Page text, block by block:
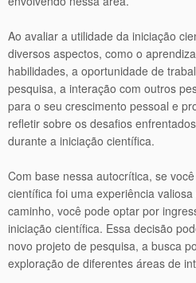
Ao avaliar a utilidade da iniciação
diversos aspectos, como o
habilidades, a oportunidade de
pesquisa, a interação com outros
para o seu crescimento pessoal e
refletir sobre os desafios
durante a iniciação científica.
Com base nessa autocrítica, se
científica foi uma experiência
caminho, você pode optar por
iniciação científica. Essa decisão
novo projeto de pesquisa, a busca
exploração de diferentes áreas de